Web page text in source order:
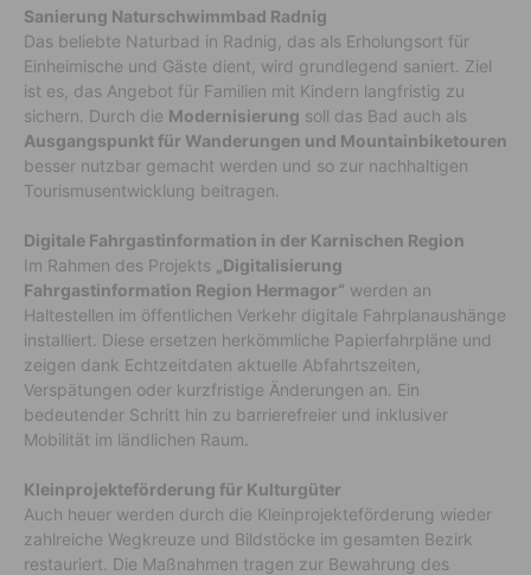
Sanierung Naturschwimmbad Radnig
Das beliebte Naturbad in Radnig, das als Erholungsort für
Einheimische und Gäste dient, wird grundlegend saniert. Ziel
ist es, das Angebot für Familien mit Kindern langfristig zu
sichern. Durch die Modernisierung soll das Bad auch als
Ausgangspunkt für Wanderungen und Mountainbiketouren
besser nutzbar gemacht werden und so zur nachhaltigen
Tourismusentwicklung beitragen.
Digitale Fahrgastinformation in der Karnischen Region
Im Rahmen des Projekts
„Digitalisierung
Fahrgastinformation Region Hermagor“ werden an
Haltestellen im öffentlichen Verkehr digitale Fahrplanaushänge
installiert. Diese ersetzen herkömmliche Papierfahrpläne und
zeigen dank Echtzeitdaten aktuelle Abfahrtszeiten,
Verspätungen oder kurzfristige Änderungen an. Ein
bedeutender Schritt hin zu barrierefreier und inklusiver
Mobilität im ländlichen Raum.
Kleinprojekteförderung für Kulturgüter
Auch heuer werden durch die Kleinprojekteförderung wieder
zahlreiche Wegkreuze und Bildstöcke im gesamten Bezirk
restauriert. Die Maßnahmen tragen zur Bewahrung des